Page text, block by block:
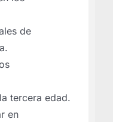
de
tercera edad.
en